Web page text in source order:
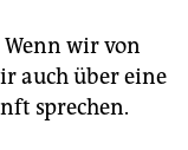
Wenn wir von
auch über eine
sprechen.